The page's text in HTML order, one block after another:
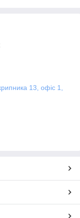
Rehau
без
віконні
віконна ручка
13, офіс 1,